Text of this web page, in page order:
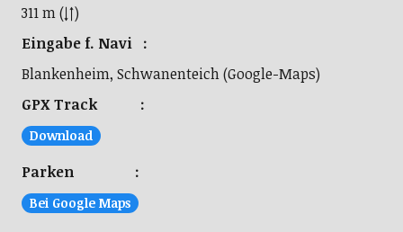
311 m (↓↑)
Eingabe f. Navi :
Blankenheim, Schwanenteich (Google-Maps)
GPX Track :
Download
Parken :
Bei Google Maps